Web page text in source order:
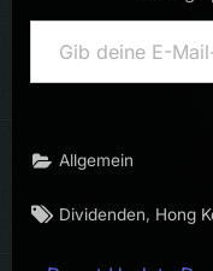
Gib deine E-Mail-Adresse ein ...
Allgemein
Tags:
Dividenden Hong